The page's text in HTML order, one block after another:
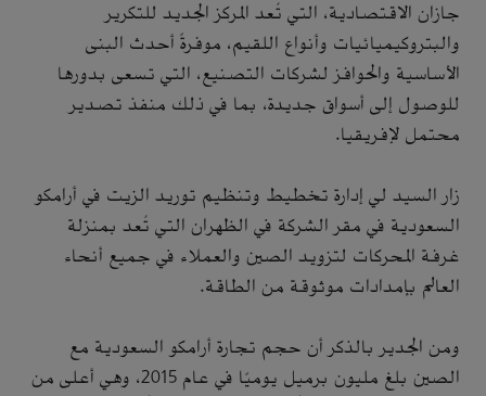
جازان الاقتصادية، التي تُعد المركز الجديد للتكرير
والبتروكيميائيات وأنواع اللقيم، موفرةً أحدث البنى
الأساسية والحوافز لشركات التصنيع، التي تسعى بدورها
للوصول إلى أسواق جديدة، بما في ذلك منفذ تصدير
محتمل لإفريقيا.
زار السيد لي إدارة تخطيط وتنظيم توريد الزيت في أرامكو
السعودية في مقر الشركة في الظهران التي تُعد بمنزلة
غرفة المحركات لتزويد الصين والعملاء في جميع أنحاء
العالم بإمدادات موثوقة من الطاقة.
ومن الجدير بالذكر أن حجم تجارة أرامكو السعودية مع
الصين بلغ مليون برميل يوميًا في عام 2015، وهي أعلى من